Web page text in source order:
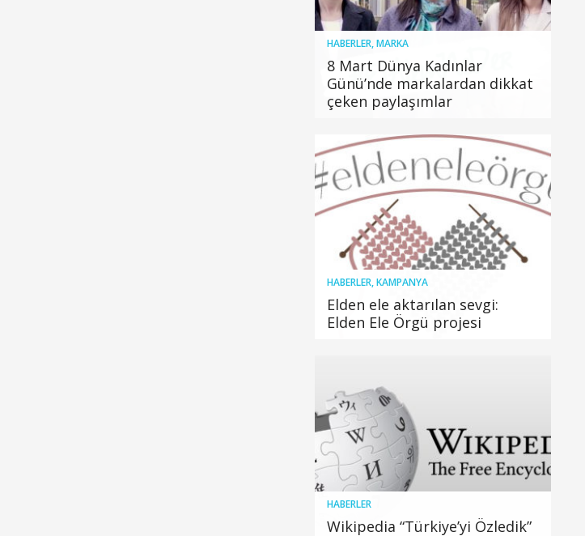
HABERLER,MARKA
8 Mart Dünya Kadınlar
Günü’nde markalardan dikkat
çeken paylaşımlar
HABERLER,KAMPANYA
Elden ele aktarılan sevgi:
Elden Ele Örgü projesi
HABERLER
Wikipedia “Türkiye’yi Özledik”